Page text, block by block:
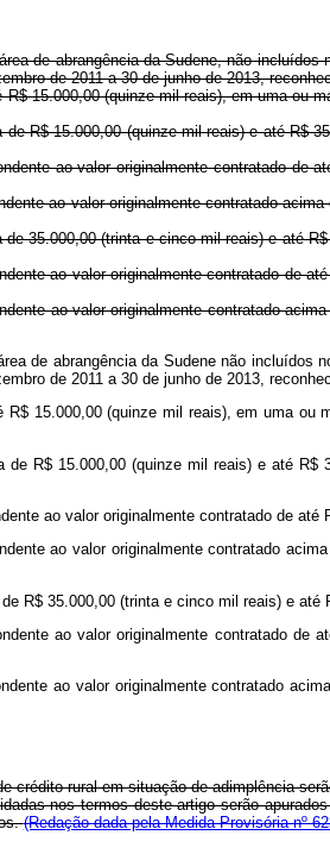
de abrangência da Sudene, não
de 2011 a 30 de junho de 2013,
15.000,00 (quinze mil reais), em uma
R$ 15.000,00 (quinze mil reais) e até
ao valor originalmente contratado
ao valor originalmente contratado
35.000,00 (trinta e cinco mil reais) e até
ao valor originalmente contratado de
ao valor originalmente contratado
de abrangência da Sudene não incluídos
de 2011 a 30 de junho de 2013,
15.000,00 (quinze mil reais), em uma
de R$ 15.000,00 (quinze mil reais) e até
ao valor originalmente contratado de
ao valor originalmente contratado
R$ 35.000,00 (trinta e cinco mil reais) e
ao valor originalmente contratado
ao valor originalmente contratado
crédito rural em situação de adimplência
nos termos deste artigo serão
(Redação dada pela Medida Provisória nº